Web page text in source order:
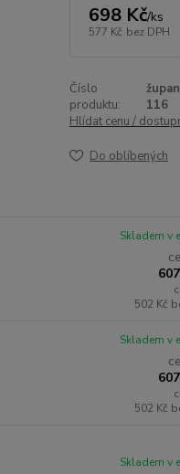
698 Kč/ks
577 Kč bez DPH
Číslo
produktu:
116
Hlídat cenu /
Do oblíbených
502 Kč
Skladem v
502 Kč
Skladem v
Skladem v